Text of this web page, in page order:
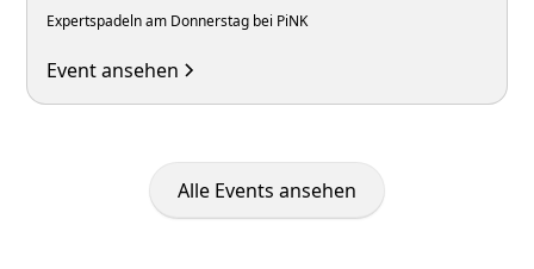
Expertspadeln am Donnerstag bei PiNK
Event ansehen
Alle Events ansehen